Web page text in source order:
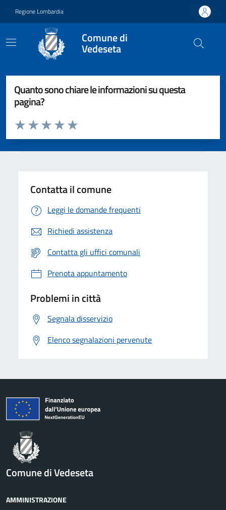
Regione Lombardia
Comune di
Vedeseta
Quanto sono chiare le informazioni su questa
pagina?
Valuta da 1 a 5 stelle la pagina
Valuta 5 stelle su 5
Valuta 4 stelle su 5
Valuta 3 stelle su 5
Valuta 2 stelle su 5
Valuta 1 stelle su 5
Contatta il comune
Leggi le domande frequenti
Richiedi assistenza
Contatta gli uffici comunali
Prenota appuntamento
Problemi in città
Segnala disservizio
Elenco segnalazioni pervenute
Comune di Vedeseta
AMMINISTRAZIONE